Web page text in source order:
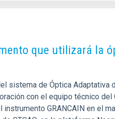
que utilizará la
sistema de Óptica Adaptativa
con el equipo técnico del
GRANCAIN en el